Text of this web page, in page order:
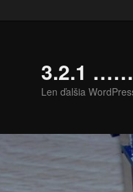
3.2.1 ……
Len ďalšia